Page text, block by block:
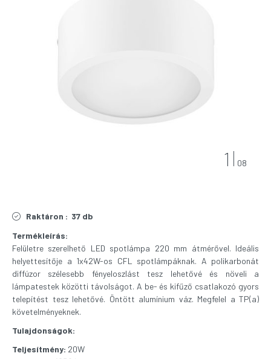
1 08
Raktáron : 37 db
Termékleírás:
Felületre szerelhető LED spotlámpa 220 mm átmérővel. Ideális
helyettesítője a 1x42W-os CFL spotlámpáknak. A polikarbonát
diffúzor szélesebb fényeloszlást tesz lehetővé és növeli a
lámpatestek közötti távolságot. A be- és kifűző csatlakozó gyors
telepítést tesz lehetővé. Öntött alumínium váz. Megfelel a TP(a)
követelményeknek.
Tulajdonságok:
Teljesítmény: 20W